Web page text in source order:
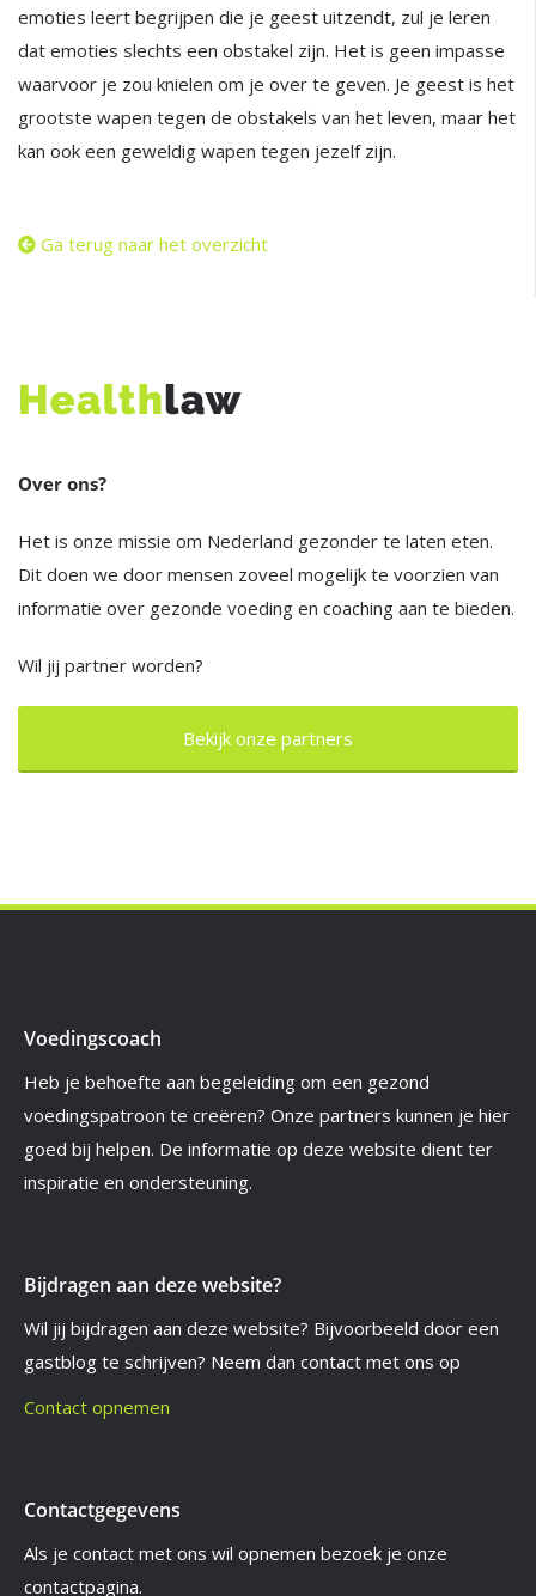
emoties leert begrijpen die je geest uitzendt, zul je leren
dat emoties slechts een obstakel zijn. Het is geen impasse
waarvoor je zou knielen om je over te geven. Je geest is het
grootste wapen tegen de obstakels van het leven, maar het
kan ook een geweldig wapen tegen jezelf zijn.
Ga terug naar het overzicht
Over ons?
Het is onze missie om Nederland gezonder te laten eten.
Dit doen we door mensen zoveel mogelijk te voorzien van
informatie over gezonde voeding en coaching aan te bieden.
Wil jij partner worden?
Bekijk onze partners
Voedingscoach
Heb je behoefte aan begeleiding om een gezond
voedingspatroon te creëren? Onze partners kunnen je hier
goed bij helpen. De informatie op deze website dient ter
inspiratie en ondersteuning.
Bijdragen aan deze website?
Wil jij bijdragen aan deze website? Bijvoorbeeld door een
gastblog te schrijven? Neem dan contact met ons op
Contact opnemen
Contactgegevens
Als je contact met ons wil opnemen bezoek je onze
contactpagina.